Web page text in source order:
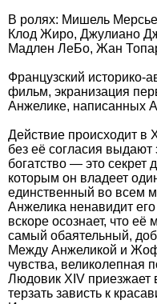
В ролях: Мишель
Клод Жиро, Джулиано
Мадлен ЛеБо, Жан
Французский историко-
фильм, экранизация
Анжелике, написанных
Действие происходит в
без её согласия выдают
богатство — это секрет
которым он владеет
единственный во всем
Анжелика ненавидит
вскоре осознает, что
самый обаятельный,
Между Анжеликой и
чувства, великолепная
Людовик XIV приезжает
терзать зависть к